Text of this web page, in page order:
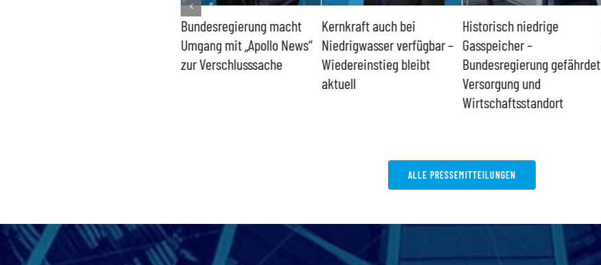
Bundesregierung macht
Umgang mit „Apollo News“
zur Verschlusssache
Kernkraft auch bei
Niedrigwasser verfügbar –
Wiedereinstieg bleibt
aktuell
Historisch niedrige
Gasspeicher –
Bundesregierung gefährdet
Versorgung und
Wirtschaftsstandort
ALLE PRESSEMITTEILUNGEN